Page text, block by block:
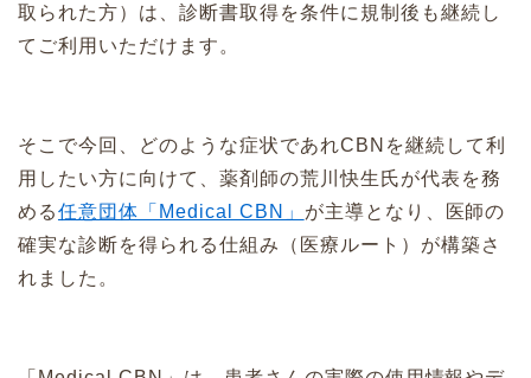
取られた方）は、診断書取得を条件に規制後も継続し
てご利用いただけます。
そこで今回、どのような症状であれCBNを継続して利
用したい方に向けて、薬剤師の荒川快生氏が代表を務
める任意団体「Medical CBN」 が主導となり、医師の
確実な診断を得られる仕組み（医療ルート）が構築さ
れました。